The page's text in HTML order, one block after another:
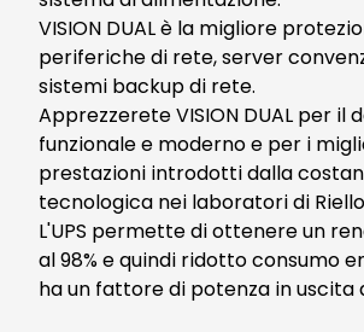
VISION DUAL è la migliore
periferiche di rete, server
sistemi backup di rete.
Apprezzerete VISION DUAL per il
funzionale e moderno e per i
prestazioni introdotti dalla
tecnologica nei laboratori di Riello
L'UPS permette di ottenere un
al 98% e quindi ridotto consumo
ha un fattore di potenza in uscita